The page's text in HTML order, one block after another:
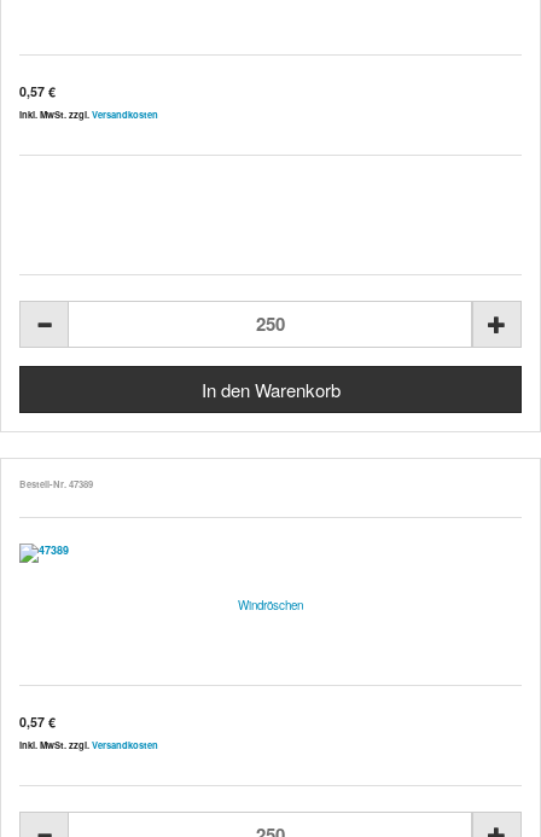
0,57 €
inkl. MwSt. zzgl. Versandkosten
Bestell-Nr. 47389
Windröschen
0,57 €
inkl. MwSt. zzgl. Versandkosten